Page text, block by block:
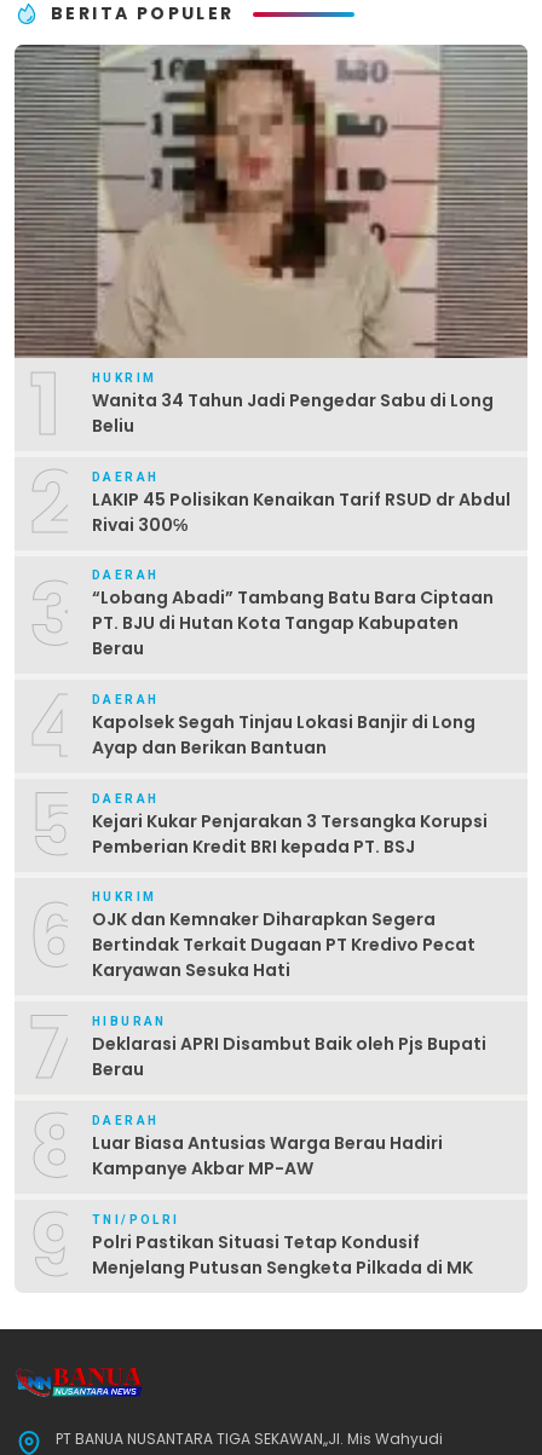
BERITA POPULER
1 HUKRIM
Wanita 34 Tahun Jadi Pengedar Sabu di Long
Beliu
2 DAERAH
LAKIP 45 Polisikan Kenaikan Tarif RSUD dr Abdul
Rivai 300℅
3 DAERAH
“Lobang Abadi” Tambang Batu Bara Ciptaan
PT. BJU di Hutan Kota Tangap Kabupaten
Berau
4 DAERAH
Kapolsek Segah Tinjau Lokasi Banjir di Long
Ayap dan Berikan Bantuan
5 DAERAH
Kejari Kukar Penjarakan 3 Tersangka Korupsi
Pemberian Kredit BRI kepada PT. BSJ
6 HUKRIM
OJK dan Kemnaker Diharapkan Segera
Bertindak Terkait Dugaan PT Kredivo Pecat
Karyawan Sesuka Hati
7 HIBURAN
Deklarasi APRI Disambut Baik oleh Pjs Bupati
Berau
8 DAERAH
Luar Biasa Antusias Warga Berau Hadiri
Kampanye Akbar MP-AW
9 TNI/POLRI
Polri Pastikan Situasi Tetap Kondusif
Menjelang Putusan Sengketa Pilkada di MK
PT BANUA NUSANTARA TIGA SEKAWAN,,Jl. Mis Wahyudi